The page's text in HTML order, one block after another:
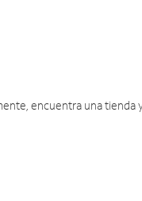
encuentra una